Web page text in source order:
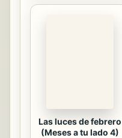
Las luces de febrero
(Meses a tu lado 4)